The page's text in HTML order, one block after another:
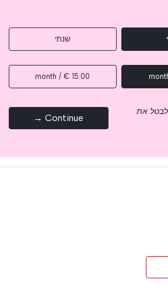
שנתי
15.00 € / month
לבטל את
Continue →